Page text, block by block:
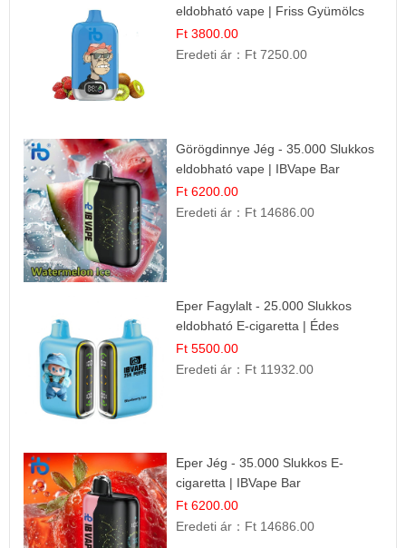
eldobható vape | Friss Gyümölcs
Kombináció
Ft 3800.00
Eredeti ár： Ft 7250.00
Görögdinnye Jég - 35.000 Slukkos
eldobható vape | IBVape Bar
Frissítő Nyári Íz
Ft 6200.00
Eredeti ár： Ft 14686.00
Eper Fagylalt - 25.000 Slukkos
eldobható E-cigaretta | Édes
Desszert Íz
Ft 5500.00
Eredeti ár： Ft 11932.00
Eper Jég - 35.000 Slukkos E-
cigaretta | IBVape Bar
Ft 6200.00
Eredeti ár： Ft 14686.00